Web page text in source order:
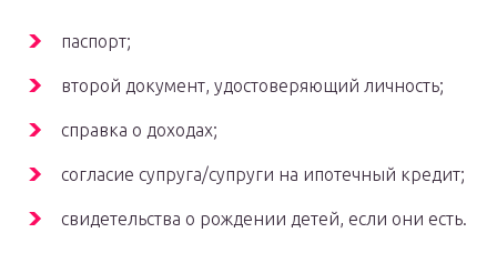
паспорт;
второй документ, удостоверяющий личность;
справка о доходах;
согласие супруга/супруги на ипотечный кредит;
свидетельства о рождении детей, если они есть.